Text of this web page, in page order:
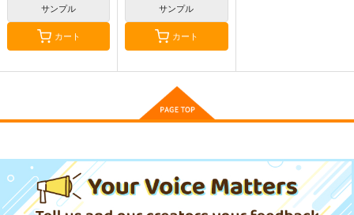
880円（税込）
サンプル
作品詳細
幽閉サテライト
770円（税込）
サンプル
作品詳細
1,222円（税込）
サンプル
作品詳細
サンプル
カート
サンプル
カート